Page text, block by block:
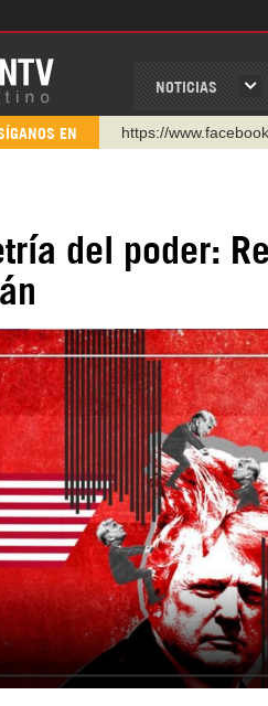
NOTICIAS
EN
https://
WhatsApp y Viber:
https://
del poder: